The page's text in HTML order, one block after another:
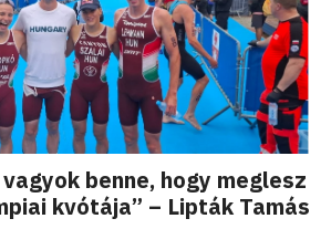
benne, hogy meglesz
kvótája” – Lipták Tamás